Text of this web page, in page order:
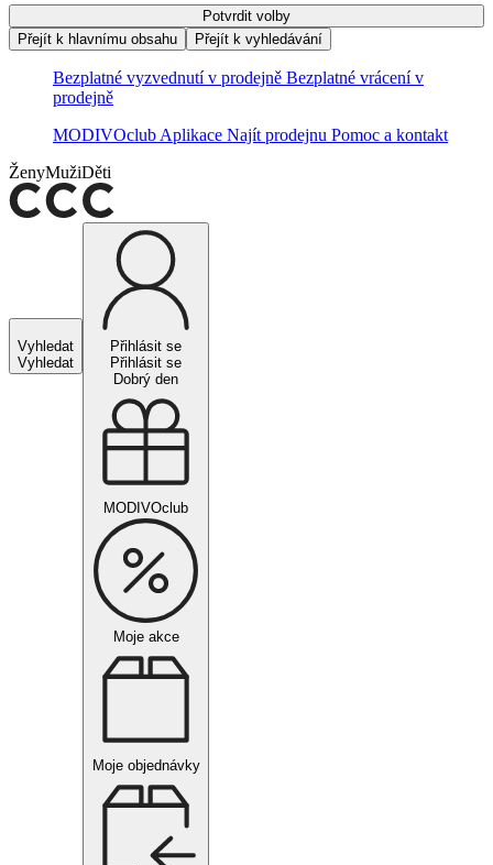
Potvrdit volby
Přejít k hlavnímu obsahu
Přejít k vyhledávání
Bezplatné vyzvednutí v prodejně Bezplatné vrácení v
prodejně
MODIVOclub Aplikace Najít prodejnu Pomoc a kontakt
ŽenyMužiDěti
Vyhledat
Vyhledat
Přihlásit se
Přihlásit se
Dobrý den
MODIVOclub
Moje akce
Moje objednávky